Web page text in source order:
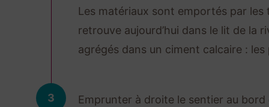
Les matériaux sont emportés par les
retrouve aujourd’hui dans le lit de la
agrégés dans un ciment calcaire : les
3
Emprunter à droite le sentier au bord